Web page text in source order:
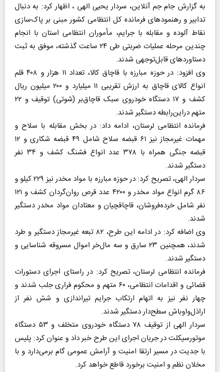
به گزارش جام جم آنلاین، سردار یحیی الهی ، اظهار کرد: به دنبال
تدابیر و رهنمودهای فرمانده کل انتظامی کشور مبنی بر پاک‌سازی
نقاط آلوده و مقابله با جرایم، مأموران انتظامی استان با انجام
چندین مرحله عملیات ضربتی طی ۲۴ ساعت گذشته، موفق به ثبت
دستاوردهای قابل‌توجهی شدند.
وی افزود: در حوزه مبارزه با قاچاق کالا، تعداد ۱۱ هزار و ۴۰۸ قلم
انواع کالای قاچاق به ارزش تقریبی ۱۱ میلیارد و ۲۰۰ میلیون ریال
کشف و ۱۷ دستگاه خودروی سبک قاچاق‌بر (شوتی) توقیف و ۲۲
متهم دراین‌رابطه دستگیر شدند.
فرمانده انتظامی لرستان، ادامه داد: در بخش مقابله با سلاح و
مهمات غیرمجاز نیز ۶۱ قبضه سلاح شامل ۴۹ قبضه شکاری و ۱۲
قبضه جنگی همراه با ۳۷۸ عدد انواع فشنگ کشف و ۳۴ نفر
دستگیر شدند.
سردار الهی، تصریح کرد: در حوزه مبارزه با مواد مخدر نیز ۲۲۹ کیلو و
۸۶ گرم انواع مواد مخدر و ۴۲۰۰ عدد قرص روان‌گردان کشف و ۱۲۱
نفر شامل خرده‌فروشان، قاچاقچیان و معتادان مواد مخدر دستگیر
شدند.
وی اضافه کرد: در ادامه این طرح، ۸۲ تبعه غیرمجاز دستگیر و طرد
شدند، همچنین ۲۳ سارق و سه مال‌خر اموال مسروقه شناسایی و
دستگیر شدند.
فرمانده انتظامی لرستان، تصریح کرد: در راستای اجرای دستورات
قضائی و اقدامات انتظامی، ۶۰ متهم و محکوم فراری جلب شدند و
چهار نفر نیز به اتهام ارتکاب جرایم تیراندازی و شش نفر از
اراذل‌واوباش سطح‌دار دستگیر شدند.
سردار الهی از توقیف ۷۸ دستگاه خودروی متخلف و ۵۳ دستگاه
موتورسیکلت در جریان اجرای این طرح خبر داد و عنوان کرد: پلیس
با جدیت در مسیر ارتقا امنیت و آرامش عمومی گام برمی‌دارد و با
مخلان نظم و امنیت برخورد قاطع خواهد کرد.